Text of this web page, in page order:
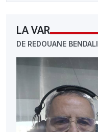
LA VAR
DE REDOUANE BENDALI